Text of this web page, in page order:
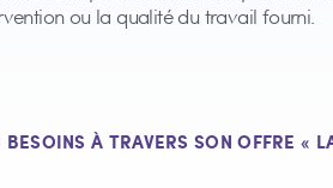
ou la qualité du travail fourni.
BESOINS À TRAVERS SON OFFRE «